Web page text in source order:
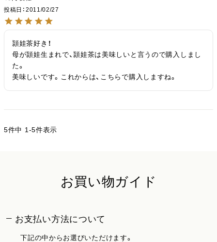
投稿日
2011/02/27
頴娃茶好き！
母が頴娃生まれで、頴娃茶は美味しいと言うので購入しまし
た。
美味しいです。これからは、こちらで購入しますね。
5件中 1-5件表示
お買い物ガイド
お支払い方法について
下記の中からお選びいただけます。